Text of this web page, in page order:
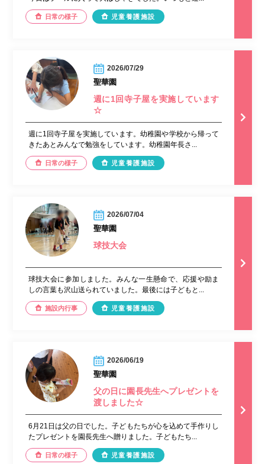
日常の様子 児童養護施設
2026/07/29
聖華園
週に1回寺子屋を実施しています
☆
週に1回寺子屋を実施しています。幼稚園や学校から帰って
きたあとみんなで勉強をしています。幼稚園年長さ...
日常の様子 児童養護施設
2026/07/04
聖華園
球技大会
球技大会に参加しました。みんな一生懸命で、応援や励ま
しの言葉も沢山送られていました。最後には子どもと...
施設内行事 児童養護施設
2026/06/19
聖華園
父の日に園長先生へプレゼントを
渡しました☆
6月21日は父の日でした。子どもたちが心を込めて手作りし
たプレゼントを園長先生へ贈りました。子どもたち...
日常の様子 児童養護施設